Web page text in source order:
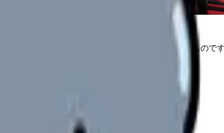
導線を設置しています。掲載情報は公開日時点のもので
健康を守るための最重要課題です。